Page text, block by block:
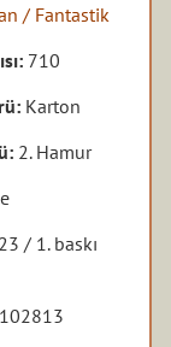
/ Fantastik
710
Karton
2. Hamur
/ 1. baskı